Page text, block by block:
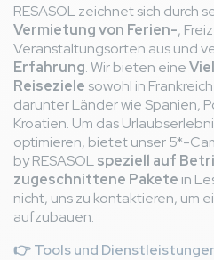
RESASOL zeichnet sich durch
Vermietung von Ferien-,
Veranstaltungsorten aus und
Erfahrung. Wir bieten eine
Reiseziele sowohl in
darunter Länder wie Spanien,
Kroatien. Um das
optimieren, bietet unser 5*-
by RESASOLspeziell auf
zugeschnittene Pakete in
nicht, uns zu kontaktieren, um
aufzubauen.
👉Tools und